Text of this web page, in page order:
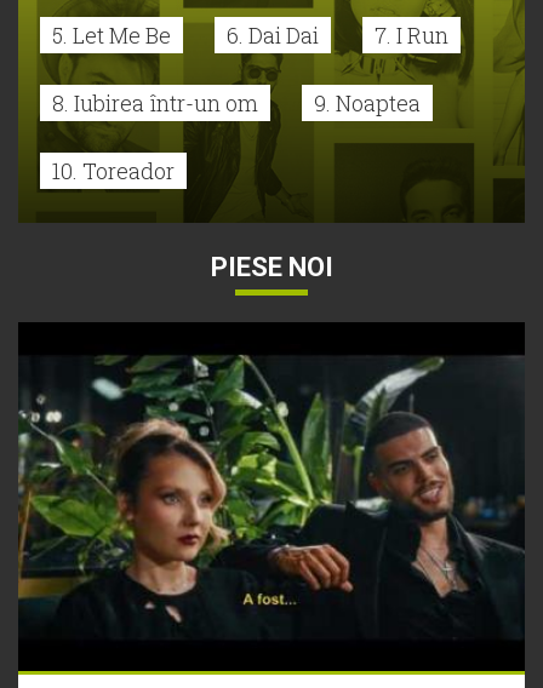
5. Let Me Be 6. Dai Dai 7. I Run
8. Iubirea într-un om 9. Noaptea
10. Toreador
PIESE NOI